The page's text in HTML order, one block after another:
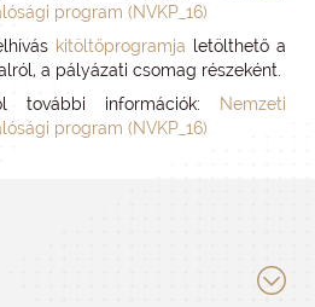
program (NVKP_16)
kitöltőprogramja letölthető a
a pályázati csomag részeként.
további információk:
Nemzeti
program (NVKP_16)